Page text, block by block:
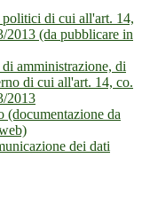
di cui all'art. 14,
2013 (da pubblicare in
amministrazione, di
di cui all'art. 14, co.
2013
(documentazione da
dei dati